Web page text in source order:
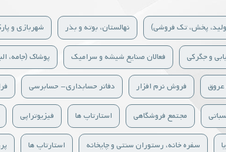
پخش، تک فروشی) نهالستان، بوته و بذر شهربازی و
و جگرکی فعالان صنایع شیشه و سرامیک پوشاک (جامه،
فروش نرم افزار دفاتر حسابداری- حسابرسی
مجتمع فروشگاهی استارتاپ ها فیزیوتراپی
سفره خانه، رستوران سنتی و چایخانه استارتاپ ها